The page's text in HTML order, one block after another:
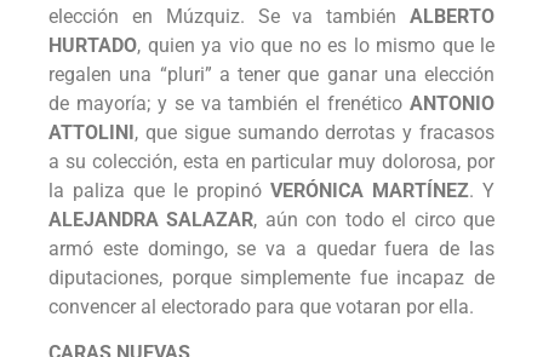
elección en Múzquiz. Se va también ALBERTO
HURTADO, quien ya vio que no es lo mismo que le
regalen una “pluri” a tener que ganar una elección
de mayoría; y se va también el frenético ANTONIO
ATTOLINI, que sigue sumando derrotas y fracasos
a su colección, esta en particular muy dolorosa, por
la paliza que le propinó VERÓNICA MARTÍNEZ. Y
ALEJANDRA SALAZAR, aún con todo el circo que
armó este domingo, se va a quedar fuera de las
diputaciones, porque simplemente fue incapaz de
convencer al electorado para que votaran por ella.